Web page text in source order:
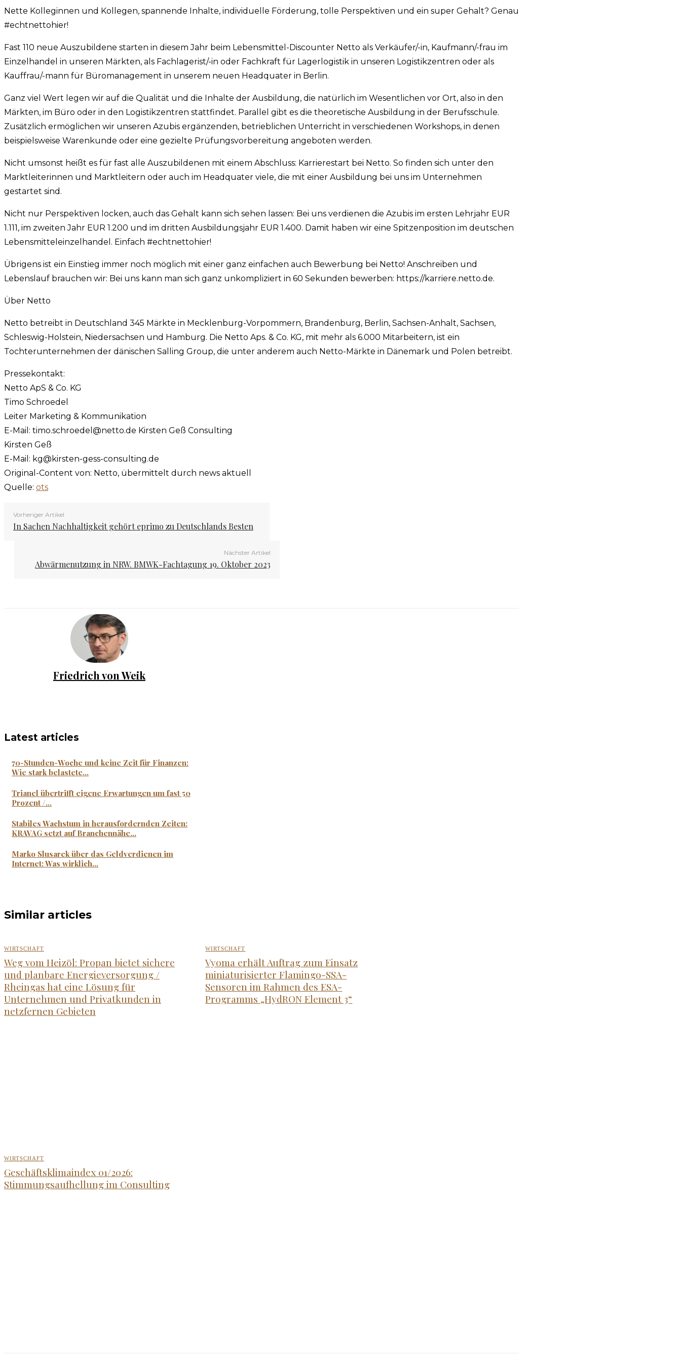
Nette Kolleginnen und Kollegen, spannende Inhalte, individuelle Förderung, tolle Perspektiven und ein super Gehalt? Genau
#echtnettohier!
Fast 110 neue Auszubildene starten in diesem Jahr beim Lebensmittel-Discounter Netto als Verkäufer/-in, Kaufmann/-frau im
Einzelhandel in unseren Märkten, als Fachlagerist/-in oder Fachkraft für Lagerlogistik in unseren Logistikzentren oder als
Kauffrau/-mann für Büromanagement in unserem neuen Headquater in Berlin.
Ganz viel Wert legen wir auf die Qualität und die Inhalte der Ausbildung, die natürlich im Wesentlichen vor Ort, also in den
Märkten, im Büro oder in den Logistikzentren stattfindet. Parallel gibt es die theoretische Ausbildung in der Berufsschule.
Zusätzlich ermöglichen wir unseren Azubis ergänzenden, betrieblichen Unterricht in verschiedenen Workshops, in denen
beispielsweise Warenkunde oder eine gezielte Prüfungsvorbereitung angeboten werden.
Nicht umsonst heißt es für fast alle Auszubildenen mit einem Abschluss: Karrierestart bei Netto. So finden sich unter den
Marktleiterinnen und Marktleitern oder auch im Headquater viele, die mit einer Ausbildung bei uns im Unternehmen
gestartet sind.
Nicht nur Perspektiven locken, auch das Gehalt kann sich sehen lassen: Bei uns verdienen die Azubis im ersten Lehrjahr EUR
1.111, im zweiten Jahr EUR 1.200 und im dritten Ausbildungsjahr EUR 1.400. Damit haben wir eine Spitzenposition im deutschen
Lebensmitteleinzelhandel. Einfach #echtnettohier!
Übrigens ist ein Einstieg immer noch möglich mit einer ganz einfachen auch Bewerbung bei Netto! Anschreiben und
Lebenslauf brauchen wir: Bei uns kann man sich ganz unkompliziert in 60 Sekunden bewerben: https://karriere.netto.de.
Über Netto
Netto betreibt in Deutschland 345 Märkte in Mecklenburg-Vorpommern, Brandenburg, Berlin, Sachsen-Anhalt, Sachsen,
Schleswig-Holstein, Niedersachsen und Hamburg. Die Netto Aps. & Co. KG, mit mehr als 6.000 Mitarbeitern, ist ein
Tochterunternehmen der dänischen Salling Group, die unter anderem auch Netto-Märkte in Dänemark und Polen betreibt.
Pressekontakt:
Netto ApS & Co. KG
Timo Schroedel
Leiter Marketing & Kommunikation
E-Mail: timo.schroedel@netto.de Kirsten Geß Consulting
Kirsten Geß
E-Mail: kg@kirsten-gess-consulting.de
Original-Content von: Netto, übermittelt durch news aktuell
Quelle: ots
Vorheriger Artikel
In Sachen Nachhaltigkeit gehört eprimo zu Deutschlands Besten
Nächster Artikel
Abwärmenutzung in NRW. BMWK-Fachtagung 19. Oktober 2023
Friedrich von Weik
Latest articles
70-Stunden-Woche und keine Zeit für Finanzen:
Wie stark belastete...
Trianel übertrifft eigene Erwartungen um fast 50
Prozent /...
Stabiles Wachstum in herausfordernden Zeiten:
KRAVAG setzt auf Branchennähe...
Marko Slusarek über das Geldverdienen im
Internet: Was wirklich...
Similar articles
WIRTSCHAFT
Weg vom Heizöl: Propan bietet sichere
und planbare Energieversorgung /
Rheingas hat eine Lösung für
Unternehmen und Privatkunden in
netzfernen Gebieten
WIRTSCHAFT
Vyoma erhält Auftrag zum Einsatz
miniaturisierter Flamingo-SSA-
Sensoren im Rahmen des ESA-
Programms „HydRON Element 3“
WIRTSCHAFT
Geschäftsklimaindex 01/2026:
Stimmungsaufhellung im Consulting